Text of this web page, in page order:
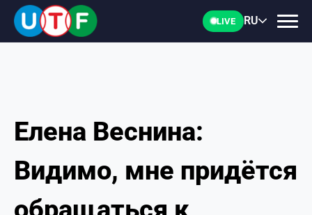
LIVE RU
ГЛАВНАЯ
ФТУ
НОВОСТИ
Елена Веснина:
Видимо, мне придётся